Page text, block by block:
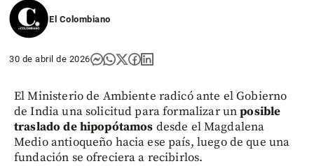
El Colombiano
30 de abril de 2026
El Ministerio de Ambiente radicó ante el Gobierno
de India una solicitud para formalizar unposible
traslado de hipopótamos desde el Magdalena
Medio antioqueño hacia ese país, luego de que una
fundación se ofreciera a recibirlos.